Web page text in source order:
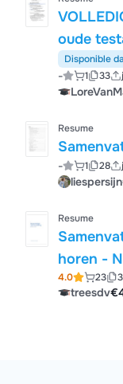
oude
Disponible
- 1 33
Resume
- 1 28
liespersijn
Resume
horen -
4.0 23
treesdv